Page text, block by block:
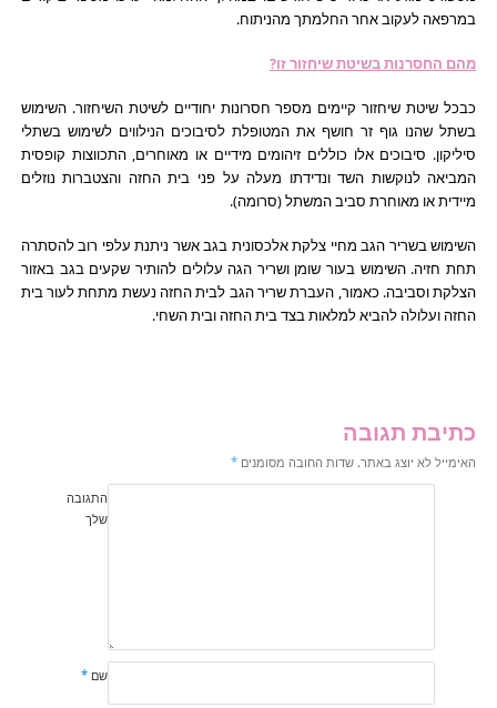
במרפאה לעקוב אחר החלמתך מהניתוח.
מהם החסרנות בשיטת שיחזור זו?
כבכל שיטת שיחזור קיימים מספר חסרונות יחודיים לשיטת השיחזור. השימוש
בשתל שהנו גוף זר חושף את המטופלת לסיבוכים הנילווים לשימוש בשתלי
סיליקון. סיבוכים אלו כוללים זיהומים מידיים או מאוחרים, התכווצות קופסית
המביאה לנוקשות השד ונדידתו מעלה על פני בית החזה והצטברות נוזלים
מיידית או מאוחרת סביב המשתל (סרומה).
השימוש בשריר הגב מחיי צלקת אלכסונית בגב אשר ניתנת עלפי רוב להסתרה
תחת חזיה. השימוש בעור שומן ושריר הגה עלולים להותיר שקעים בגב באזור
הצלקת וסביבה. כאמור, העברת שריר הגב לבית החזה נעשת מתחת לעור בית
החזה ועלולה להביא למלאות בצד בית החזה ובית השחי.
כתיבת תגובה
האימייל לא יוצג באתר. שדות החובה מסומנים *
התגובה
שלך
שם*